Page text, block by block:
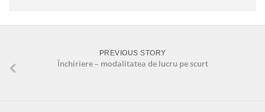
PREVIOUS STORY
Închiriere – modalitatea de lucru pe scurt